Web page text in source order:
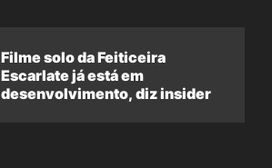
Filme solo da Feiticeira
Escarlate já está em
desenvolvimento, diz insider